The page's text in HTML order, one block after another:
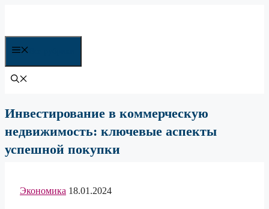
содержимому
Инвестирование в коммерческую
недвижимость: ключевые аспекты
успешной покупки
Экономика 18.01.2024